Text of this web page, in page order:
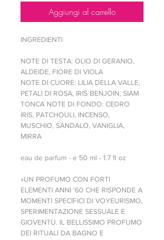
Aggiungi al carrello
INGREDIENTI
NOTE DI TESTA: OLIO DI GERANIO,
ALDEIDE, FIORE DI VIOLA
NOTE DI CUORE: LILIA DELLA VALLE,
PETALI DI ROSA, IRIS BENJOIN, SIAM
TONCA NOTE DI FONDO: CEDRO
IRIS, PATCHOULI, INCENSO,
MUSCHIO, SANDALO, VANIGLIA,
MIRRA
eau de parfum - e 50 ml - 1.7 fl oz
»UN PROFUMO CON FORTI
ELEMENTI ANNI '60 CHE RISPONDE A
MOMENTI SPECIFICI DI VOYEURISMO,
SPERIMENTAZIONE SESSUALE E
GIOVENTÙ. IL BELLISSIMO PROFUMO
DEI RITUALI DA BAGNO E